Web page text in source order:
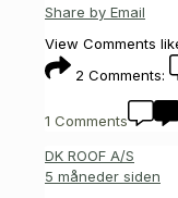
Share by Email
View Comments
2 Comments:
1 Comments
DK ROOF A/S
5 måneder siden